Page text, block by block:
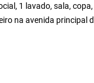
1 lavado, sala,
na avenida principal